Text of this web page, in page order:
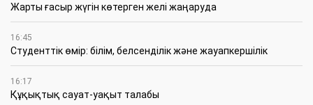
Жарты ғасыр жүгін көтерген желі жаңаруда
16:45
Студенттік өмір: білім, белсенділік және жауапкершілік
16:17
Құқықтық сауат-уақыт талабы